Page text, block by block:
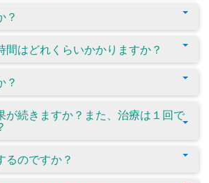
？
間はどれくらいかかりますか？
？
が続きますか？また、治療は１回で
るのですか？